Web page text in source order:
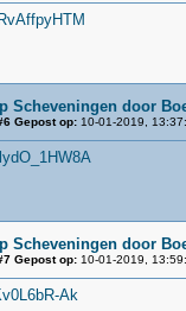
Scheveningen door
Gepost op:10-01-2019,
Scheveningen door
Gepost op:10-01-2019,
Ak